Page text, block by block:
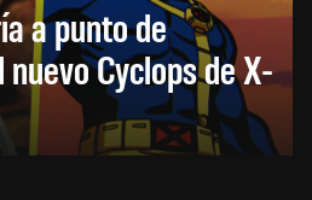
a punto de
Cyclops de X-